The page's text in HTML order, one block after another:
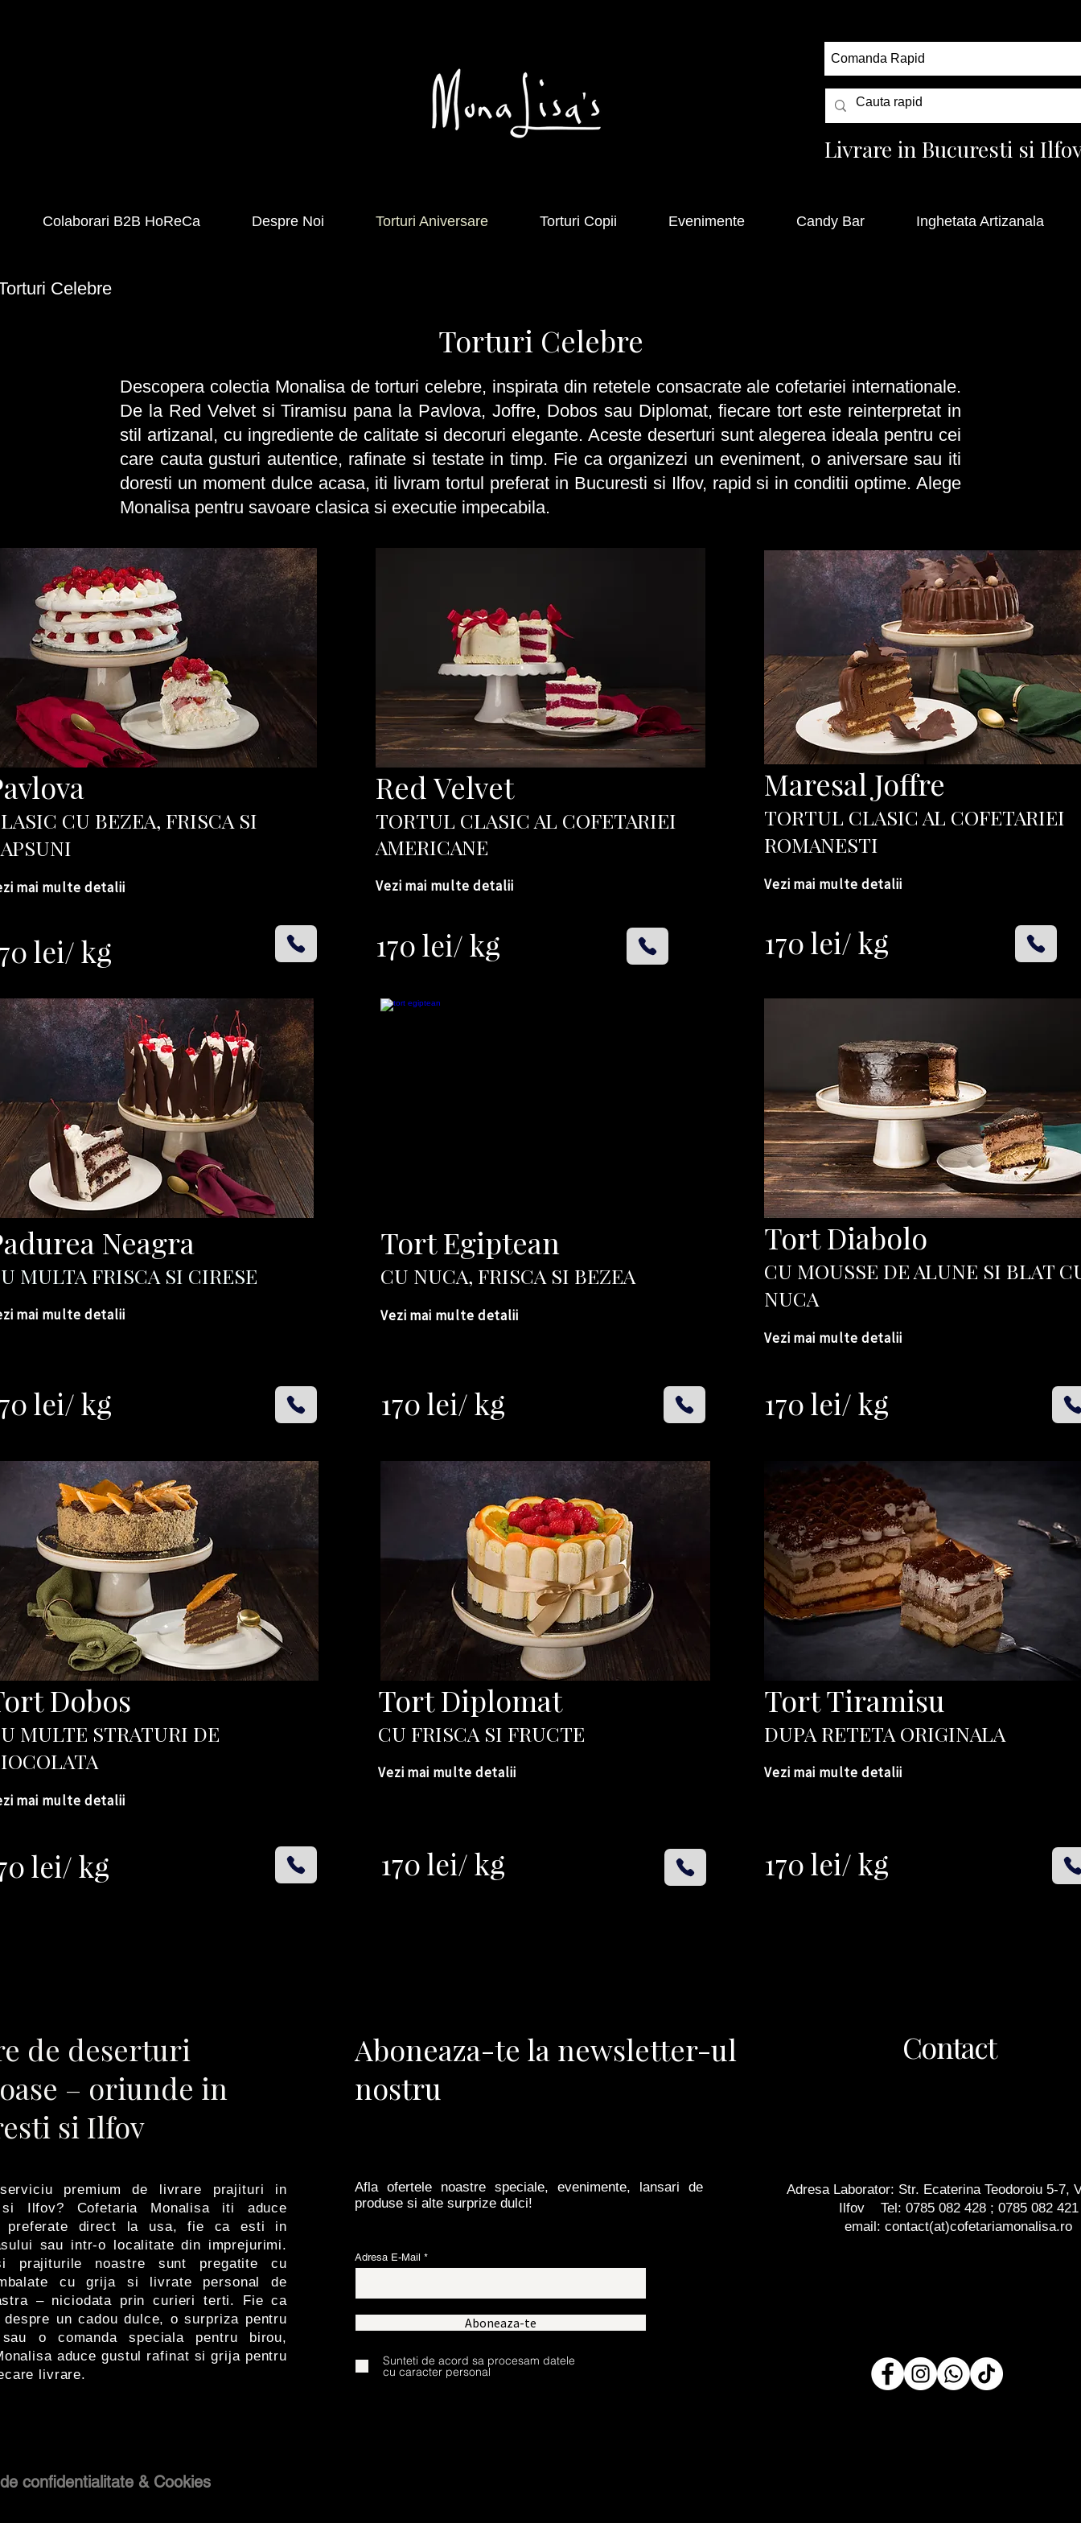
Comanda Rapid
Livrare in Bucuresti si
Colaborari B2B HoReCa Despre Noi Torturi Aniversare Torturi Copii Evenimente Candy Bar Inghetata Artizanala
Celebre
Torturi Celebre
Descopera colectia Monalisa de torturi celebre, inspirata din retetele consacrate ale cofetariei internationale.
De la Red Velvet si Tiramisu pana la Pavlova, Joffre, Dobos sau Diplomat, fiecare tort este reinterpretat in
stil artizanal, cu ingrediente de calitate si decoruri elegante. Aceste deserturi sunt alegerea ideala pentru cei
care cauta gusturi autentice, rafinate si testate in timp. Fie ca organizezi un eveniment, o aniversare sau iti
doresti un moment dulce acasa, iti livram tortul preferat in Bucuresti si Ilfov, rapid si in conditii optime. Alege
Monalisa pentru savoare clasica si executie impecabila.
CU BEZEA, FRISCA SI
mai multe detalii
lei/ kg
Red Velvet
TORTUL CLASIC AL COFETARIEI
AMERICANE
Vezi mai multe detalii
170 lei/ kg
Maresal Joffre
TORTUL CLASIC AL COFETARIEI
ROMANESTI
Vezi mai multe detalii
170 lei/ kg
Neagra
MULTA FRISCA SI CIRESE
mai multe detalii
lei/ kg
Tort Egiptean
CU NUCA, FRISCA SI BEZEA
Vezi mai multe detalii
170 lei/ kg
Tort Diabolo
CU MOUSSE DE ALUNE SI BLAT
NUCA
Vezi mai multe detalii
170 lei/ kg
Dobos
MULTE STRATURI DE
A
mai multe detalii
lei/ kg
​Tort Diplomat
CU FRISCA SI FRUCTE
Vezi mai multe detalii
170 lei/ kg
Tort Tiramisu
DUPA RETETA ORIGINALA
Vezi mai multe detalii
170 lei/ kg
de deserturi
– oriunde in
si Ilfov
Aboneaza-te la newsletter-ul
nostru​
Contact
premium de livrare prajituri in
si Ilfov? Cofetaria Monalisa iti aduce
preferate direct la usa, fie ca esti in
sau intr-o localitate din imprejurimi.
prajiturile noastre sunt pregatite cu
cu grija si livrate personal de
– niciodata prin curieri terti. Fie ca
un cadou dulce, o surpriza pentru
o comanda speciala pentru birou,
aduce gustul rafinat si grija pentru
livrare.
Afla ofertele noastre speciale, evenimente, lansari de
produse si alte surprize dulci!
Adresa Laborator: Str. Ecaterina Teodoroiu 5-7,
Ilfov Tel: 0785 082 428; 0785 082 421
email: contact(at)cofetariamonalisa.ro
Adresa E-Mail
Aboneaza-te
Sunteti de acord sa procesam datele
cu caracter personal
confidentialitate & Cookies